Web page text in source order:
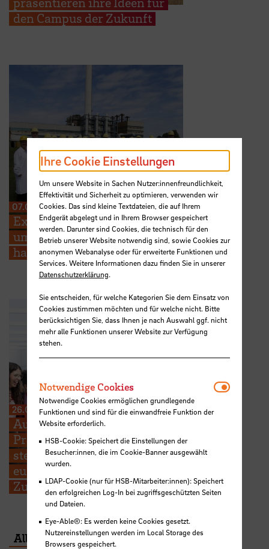
den Campus der Zukunft
07.07.2026
Exkursion nach Jever und
umzu – Umwelttechnik
hautnah erleben
26.06.2026
Ausstellung und
Präsentation: Studierende
stellen ihre Visionen für einen
europäischen Campus der
Zukunft vor
Alle News
Ihre Cookie Einstellungen
Um unsere Website in Sachen Nutzer:innenfreundlichkeit,
Effektivität und Sicherheit zu optimieren, verwenden wir
Cookies. Das sind kleine Textdateien, die auf Ihrem
Endgerät abgelegt und in Ihrem Browser gespeichert
werden. Darunter sind Cookies, die technisch für den
Betrieb unserer Website notwendig sind, sowie Cookies zur
anonymen Webanalyse oder für erweiterte Funktionen und
Services. Weitere Informationen dazu finden Sie in unserer
Datenschutzerklärung.
Sie entscheiden, für welche Kategorien Sie dem Einsatz von
Cookies zustimmen möchten und für welche nicht. Bitte
berücksichtigen Sie, dass Ihnen je nach Auswahl ggf. nicht
mehr alle Funktionen unserer Website zur Verfügung
stehen.
Notwendige Cookies
Notwendige Cookies ermöglichen grundlegende
Funktionen und sind für die einwandfreie Funktion der
Website erforderlich.
HSB-Cookie: Speichert die Einstellungen der
Besucher:innen, die im Cookie-Banner ausgewählt
wurden.
LDAP-Cookie (nur für HSB-Mitarbeiter:innen): Speichert
den erfolgreichen Log-In bei zugriffsgeschützten Seiten
und Dateien.
Eye-Able®: Es werden keine Cookies gesetzt.
Nutzereinstellungen werden im Local Storage des
Browsers gespeichert.